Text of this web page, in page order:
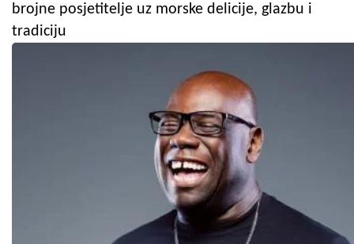
brojne posjetitelje uz morske delicije, glazbu i
tradiciju